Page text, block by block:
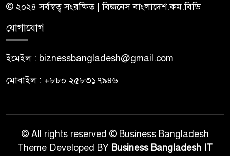
© ২০২৪ সর্বস্বত্ব সংরক্ষিত | বিজনেস বাংলাদেশ.কম.বিডি
যোগাযোগ
ইমেইল : biznessbangladesh@gmail.com
মোবাইল : +৮৮০ ২৫৮৩১৭৯৪৬
© All rights reserved © Business Bangladesh
Theme Developed BY Business Bangladesh IT